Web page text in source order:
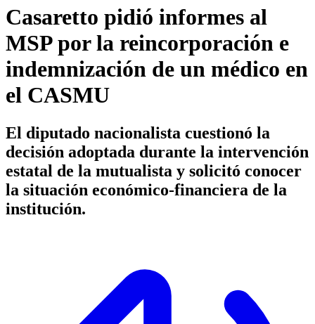
Casaretto pidió informes al
MSP por la reincorporación e
indemnización de un médico en
el CASMU
El diputado nacionalista cuestionó la
decisión adoptada durante la intervención
estatal de la mutualista y solicitó conocer
la situación económico-financiera de la
institución.